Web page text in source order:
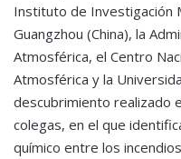
Instituto de Investigación
Guangzhou (China), la
Atmosférica, el Centro
Atmosférica y la
descubrimiento realizado
colegas, en el que
químico entre los